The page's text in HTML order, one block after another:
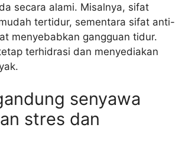
secara alami. Misalnya, sifat
tertidur, sementara sifat anti-
menyebabkan gangguan tidur.
terhidrasi dan menyediakan
senyawa
stres dan